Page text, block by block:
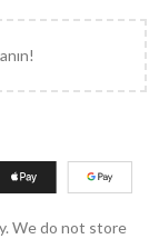
We do not store